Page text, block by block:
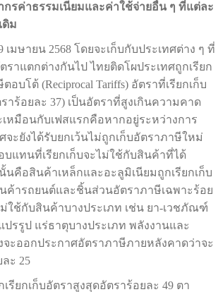
กรค่าธรรมเนียมและค่าใช้จ่ายอื่น ๆ ที่แต่ละ
ดิม
เมษายน 2568 โดยจะเก็บกับประเทศต่าง ๆ ที่
ราแตกต่างกันไป ไทยติดโผประเทศถูกเรียก
บโต้ (Reciprocal Tariffs) อัตราที่เรียกเก็บ
าร้อยละ 37) เป็นอัตราที่สูงเกินความคาด
เหมือนกับเฟสแรกคือหากอยู่ระหว่างการ
ะยังได้รับยกเว้นไม่ถูกเก็บอัตราภาษีใหม่
แทนที่เรียกเก็บจะไม่ใช้กับสินค้าที่ได้
คือสินค้าเหล็กและอะลูมิเนียมถูกเรียกเก็บ
ค้ารถยนต์และชิ้นส่วนอัตราภาษีเฉพาะร้อย
ใช้กับสินค้าบางประเภท เช่น ยา-เวชภัณฑ์
ปรรูป แร่ธาตุบางประเภท พลังงานและ
ะออกประกาศอัตราภาษีภายหลังคาดว่าจะ
ะ 25
รียกเก็บอัตราสูงสุดอัตราร้อยละ 49 ตา